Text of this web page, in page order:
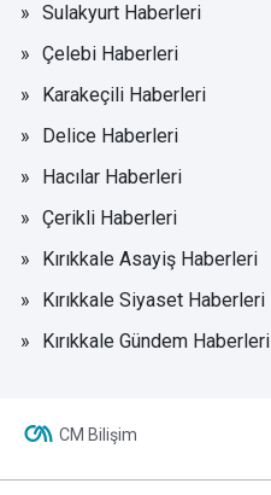
Sulakyurt Haberleri
Çelebi Haberleri
Karakeçili Haberleri
Delice Haberleri
Hacılar Haberleri
Çerikli Haberleri
Kırıkkale Asayiş Haberleri
Kırıkkale Siyaset Haberleri
Kırıkkale Gündem Haberleri
CM Bilişim